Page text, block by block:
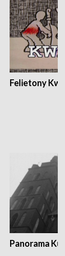
Felietony
Panorama